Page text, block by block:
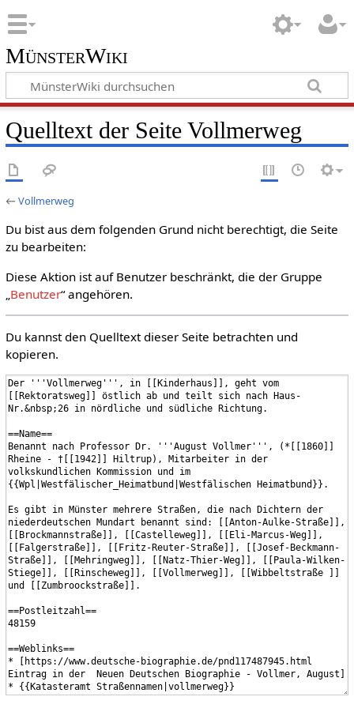
MünsterWiki
Quelltext der Seite Vollmerweg
←Vollmerweg
Du bist aus dem folgenden Grund nicht berechtigt, die Seite
zu bearbeiten:
Diese Aktion ist auf Benutzer beschränkt, die der Gruppe
Benutzer“ angehören.
Du kannst den Quelltext dieser Seite betrachten und
kopieren.